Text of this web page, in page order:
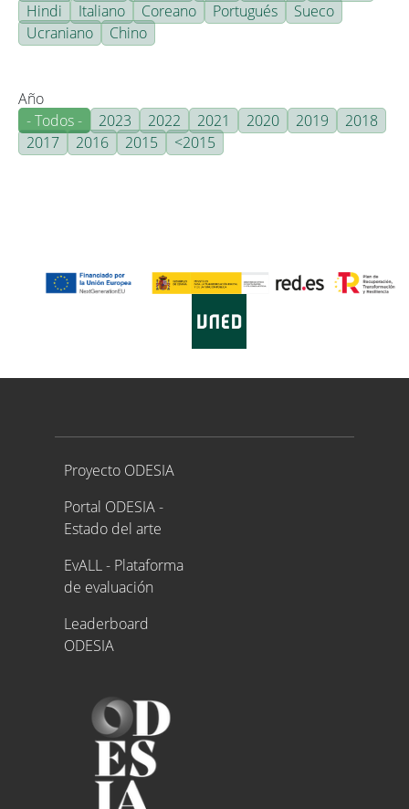
Hindi
Italiano Coreano Portugués
Sueco
Ucraniano
Chino
Año
- Todos -
2023 2022 2021 2020 2019
2018
2017
2016 2015 <2015
Proyecto ODESIA
Proyecto ODESIA
Portal ODESIA -
Estado del arte
EvALL - Plataforma
de evaluación
Leaderboard
ODESIA